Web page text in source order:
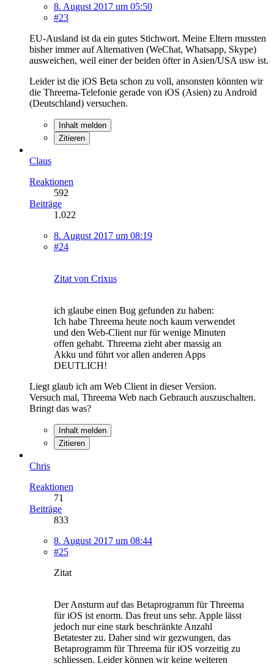
8. August 2017 um 05:50
#23
EU-Ausland ist da ein gutes Stichwort. Meine Eltern mussten
bisher immer auf Alternativen (WeChat, Whatsapp, Skype)
ausweichen, weil einer der beiden öfter in Asien/USA usw ist.
Leider ist die iOS Beta schon zu voll, ansonsten könnten wir
die Threema-Telefonie gerade von iOS (Asien) zu Android
(Deutschland) versuchen.
Inhalt melden
Zitieren
Claus
Reaktionen
592
Beiträge
1.022
8. August 2017 um 08:19
#24
Zitat von Crixus
ich glaube einen Bug gefunden zu haben:
Ich habe Threema heute noch kaum verwendet
und den Web-Client nur für wenige Minuten
offen gehabt. Threema zieht aber massig an
Akku und führt vor allen anderen Apps
DEUTLICH!
Liegt glaub ich am Web Client in dieser Version.
Versuch mal, Threema Web nach Gebrauch auszuschalten.
Bringt das was?
Inhalt melden
Zitieren
Chris
Reaktionen
71
Beiträge
833
8. August 2017 um 08:44
#25
Zitat
Der Ansturm auf das Betaprogramm für Threema
für iOS ist enorm. Das freut uns sehr. Apple lässt
jedoch nur eine stark beschränkte Anzahl
Betatester zu. Daher sind wir gezwungen, das
Betaprogramm für Threema für iOS vorzeitig zu
schliessen. Leider können wir keine weiteren